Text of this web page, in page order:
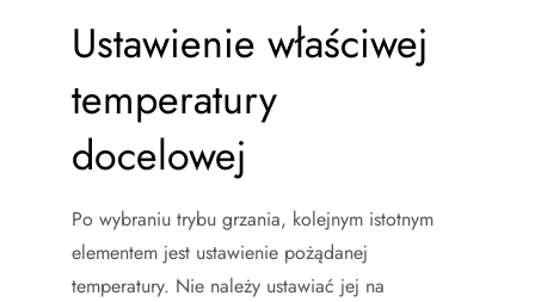
Ustawienie właściwej
temperatury
docelowej
Po wybraniu trybu grzania, kolejnym istotnym
elementem jest ustawienie pożądanej
temperatury. Nie należy ustawiać jej na